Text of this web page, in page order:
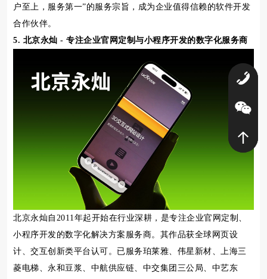
户至上，服务第一”的服务宗旨，成为企业值得信赖的软件开发
合作伙伴。
5. 北京永灿 - 专注企业官网定制与小程序开发的数字化服务商
北京永灿自2011年起开始在行业深耕，是专注企业官网定制、
小程序开发的数字化解决方案服务商。其作品获全球网页设
计、交互创新类平台认可。已服务珀莱雅、伟星新材、上海三
菱电梯、永和豆浆、中航供应链、中交集团三公局、中艺东